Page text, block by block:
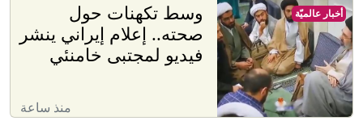
وسط تكهنات حول
صحته.. إعلام إيراني ينشر
فيديو لمجتبى خامنئي
منذ ساعة
أخبار عالميّة